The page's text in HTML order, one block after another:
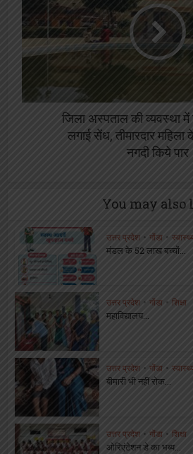
जिला अस्पताल की व्यवस्था
लगाई सेंध, तीमारदार
नगदी किये पार
You may also
उत्तर प्रदेश • गोंडा •
मंडल के 52 लाख बच्चों...
उत्तर प्रदेश • गोंडा • शिक्षा
महाविद्यालय...
उत्तर प्रदेश • गोंडा •
बीमारी भी नहीं रोक...
उत्तर प्रदेश • गोंडा • शिक्षा
ओरिएंटेशन डे का भब्य...